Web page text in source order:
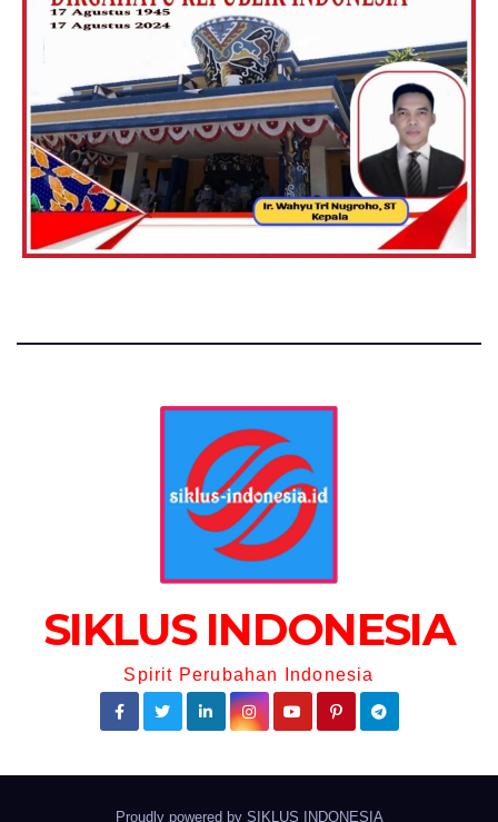
SIKLUS INDONESIA
Spirit Perubahan Indonesia
Proudly powered by SIKLUS INDONESIA